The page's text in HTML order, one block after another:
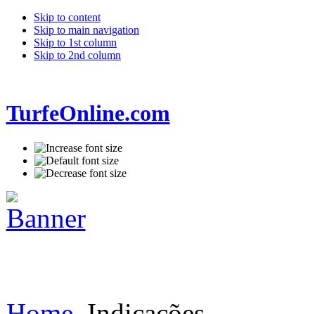
Skip to content
Skip to main navigation
Skip to 1st column
Skip to 2nd column
TurfeOnline.com